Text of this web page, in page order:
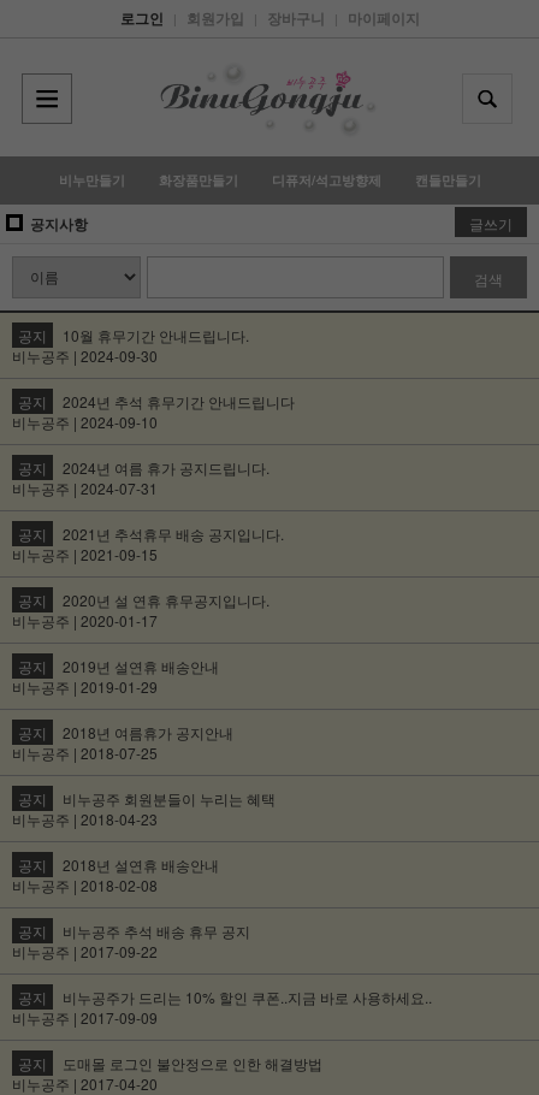
로그인 | 회원가입 | 장바구니 | 마이페이지
비누만들기 화장품만들기 디퓨저/석고방향제 캔들만들기
공지사항 글쓰기
검색
공지
10월 휴무기간 안내드립니다.
비누공주 | 2024-09-30
공지
2024년 추석 휴무기간 안내드립니다
비누공주 | 2024-09-10
공지
2024년 여름 휴가 공지드립니다.
비누공주 | 2024-07-31
공지
2021년 추석휴무 배송 공지입니다.
비누공주 | 2021-09-15
공지
2020년 설 연휴 휴무공지입니다.
비누공주 | 2020-01-17
공지
2019년 설연휴 배송안내
비누공주 | 2019-01-29
공지
2018년 여름휴가 공지안내
비누공주 | 2018-07-25
공지
비누공주 회원분들이 누리는 혜택
비누공주 | 2018-04-23
공지
2018년 설연휴 배송안내
비누공주 | 2018-02-08
공지
비누공주 추석 배송 휴무 공지
비누공주 | 2017-09-22
공지
비누공주가 드리는 10% 할인 쿠폰..지금 바로 사용하세요..
비누공주 | 2017-09-09
공지
도매몰 로그인 불안정으로 인한 해결방법
비누공주 | 2017-04-20